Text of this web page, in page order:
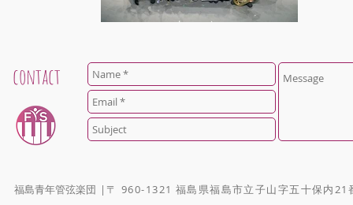
福島青年管弦楽団 |〒 960-1321 福島県福島市立子山字五十保内
contact